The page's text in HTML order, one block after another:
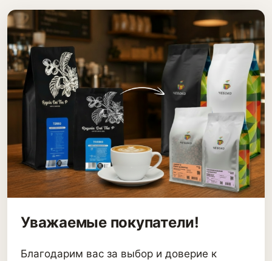
Уважаемые покупатели!
Благодарим вас за выбор и доверие к